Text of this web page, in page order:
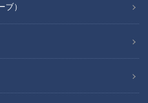
）
めに
本のプロ野球ファンの総意、
。公開競技だった1984年
を極めたものの、以降、正式